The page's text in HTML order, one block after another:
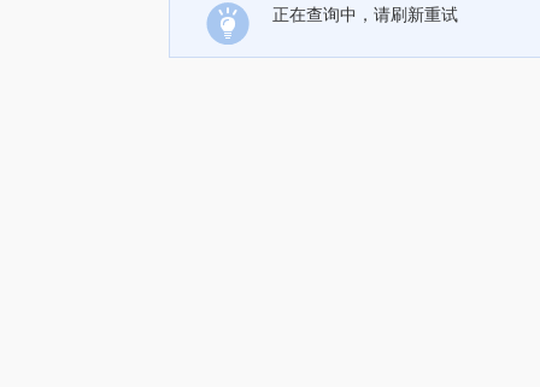
正在查询中，请刷新重试